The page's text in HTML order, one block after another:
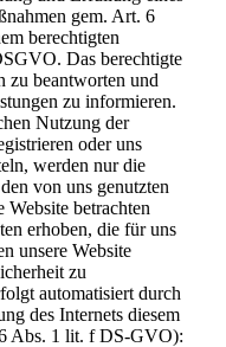
gem. Art. 6
berechtigten
Das berechtigte
zu beantworten und
zu informieren.
Nutzung der
oder uns
werden nur die
von uns genutzten
Website betrachten
erhoben, die für uns
unsere Website
zu
automatisiert durch
des Internets diesem
Abs. 1 lit. f DS-GVO):